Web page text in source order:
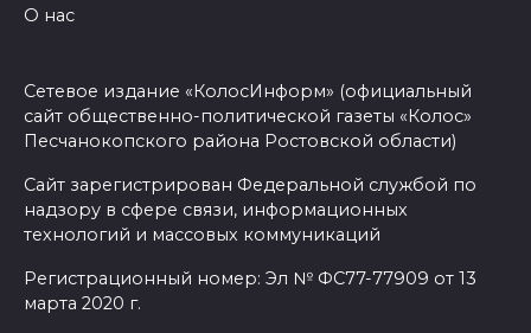
О нас
Сетевое издание «КолосИнформ» (официальный
сайт общественно-политической газеты «Колос»
Песчанокопского района Ростовской области)
Сайт зарегистрирован Федеральной службой по
надзору в сфере связи, информационных
технологий и массовых коммуникаций
Регистрационный номер: Эл № ФС77-77909 от 13
марта 2020 г.